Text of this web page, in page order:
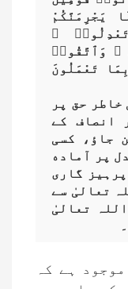
يَجْرِمَنَّكُمْ
تَعْدِلُوا۟
وَٱتَّقُوا۟
تَعْمَلُونَ
حق پر
انصاف کے
جاؤ، کسی
پر آماده
گاری
تعالیٰ سے
تعالیٰ
ہے کہ